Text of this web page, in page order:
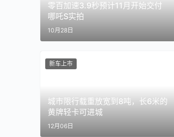
零百加速3.9秒预计11月开始交付
哪吒S实拍
10月28日
城市限行载重放宽到8吨，长6米的
黄牌轻卡可进城
12月06日
新车上市